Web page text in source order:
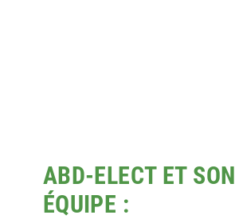
ABD-ELECT ET SON
ÉQUIPE :